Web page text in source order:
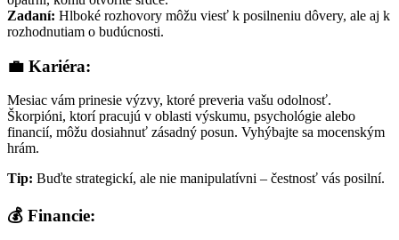
Zadaní: Hlboké rozhovory môžu viesť k posilneniu dôvery, ale aj k
rozhodnutiam o budúcnosti.
💼 Kariéra:
Mesiac vám prinesie výzvy, ktoré preveria vašu odolnosť.
Škorpióni, ktorí pracujú v oblasti výskumu, psychológie alebo
financií, môžu dosiahnuť zásadný posun. Vyhýbajte sa mocenským
hrám.
Tip: Buďte strategickí, ale nie manipulatívni – čestnosť vás posilní.
💰 Financie: